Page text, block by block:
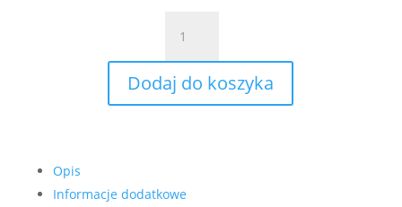
Automat
schodowy
230V
AC
Dodaj do koszyka
Opis
Informacje dodatkowe